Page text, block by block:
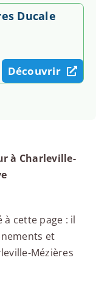
Ducale
Découvrir
à Charleville-
à cette page : il
et
Mézières